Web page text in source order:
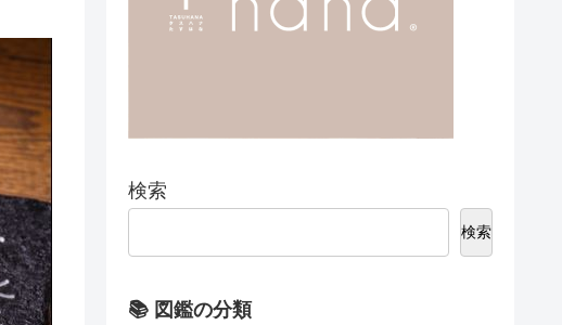
検索
検索
📚 図鑑の分類